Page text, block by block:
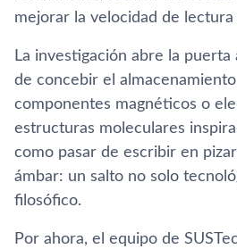
mejorar la velocidad de
La investigación abre la puerta
de concebir el
componentes magnéticos o
estructuras moleculares
como pasar de escribir en
ámbar: un salto no solo
filosófico.
Por ahora, el equipo de